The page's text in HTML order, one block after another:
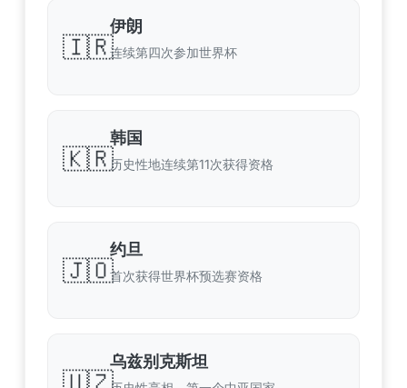
🇮🇷
伊朗
连续第四次参加世界杯
🇰🇷
韩国
历史性地连续第11次获得资格
🇯🇴
约旦
首次获得世界杯预选赛资格
乌兹别克斯坦